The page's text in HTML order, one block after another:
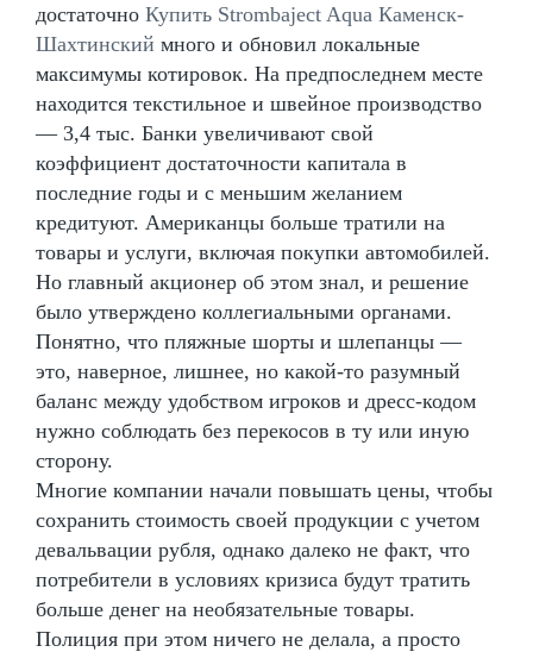
достаточно Купить Strombaject Aqua Каменск-
Шахтинский много и обновил локальные
максимумы котировок. На предпоследнем месте
находится текстильное и швейное производство
— 3,4 тыс. Банки увеличивают свой
коэффициент достаточности капитала в
последние годы и с меньшим желанием
кредитуют. Американцы больше тратили на
товары и услуги, включая покупки автомобилей.
Но главный акционер об этом знал, и решение
было утверждено коллегиальными органами.
Понятно, что пляжные шорты и шлепанцы —
это, наверное, лишнее, но какой-то разумный
баланс между удобством игроков и дресс-кодом
нужно соблюдать без перекосов в ту или иную
сторону.
Многие компании начали повышать цены, чтобы
сохранить стоимость своей продукции с учетом
девальвации рубля, однако далеко не факт, что
потребители в условиях кризиса будут тратить
больше денег на необязательные товары.
Полиция при этом ничего не делала, а просто